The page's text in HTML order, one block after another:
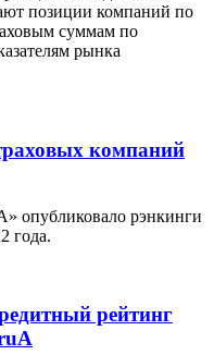
позиции компаний по
суммам по
рынка
компаний
опубликовало рэнкинги
года.
рейтинг